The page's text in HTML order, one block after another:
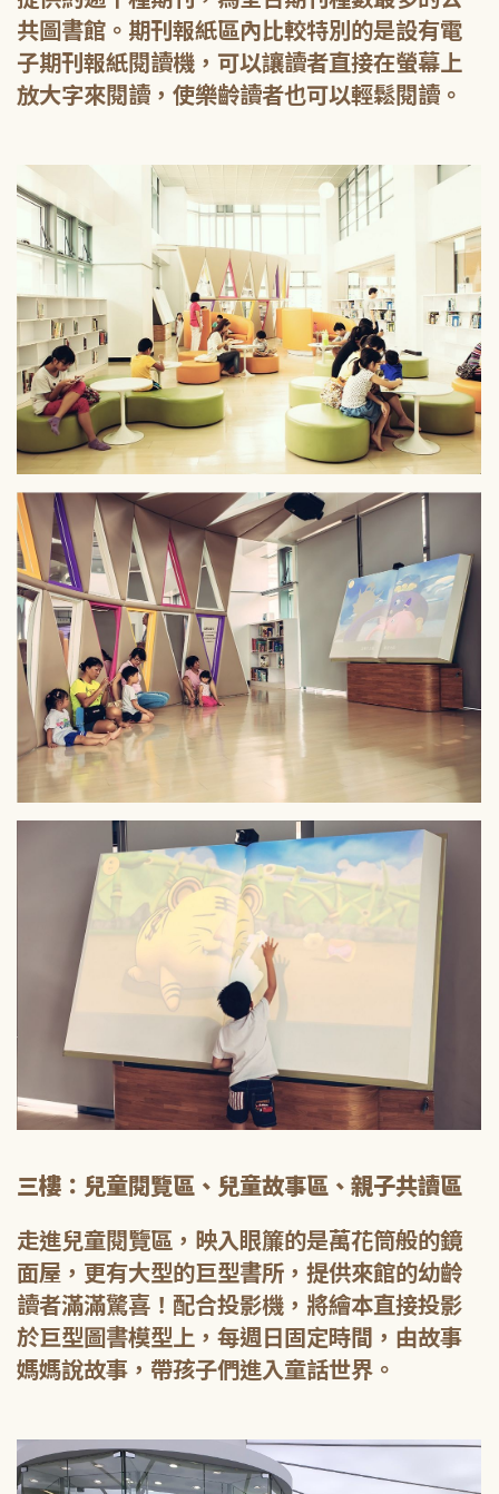
共圖書館。期刊報紙區內比較特別的是設有電
子期刊報紙閱讀機，可以讓讀者直接在螢幕上
放大字來閱讀，使樂齡讀者也可以輕鬆閱讀。
三樓：兒童閱覽區、兒童故事區、親子共讀區
走進兒童閱覽區，映入眼簾的是萬花筒般的鏡
面屋，更有大型的巨型書所，提供來館的幼齡
讀者滿滿驚喜！配合投影機，將繪本直接投影
於巨型圖書模型上，每週日固定時間，由故事
媽媽說故事，帶孩子們進入童話世界。